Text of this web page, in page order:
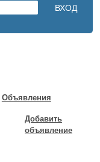
Объявления
Добавить
объявление